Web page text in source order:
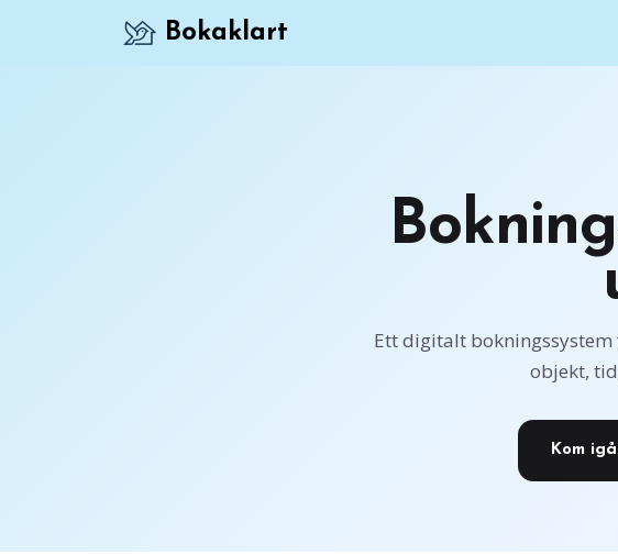
Bokaklart
Ett digitalt
objekt,
Kom